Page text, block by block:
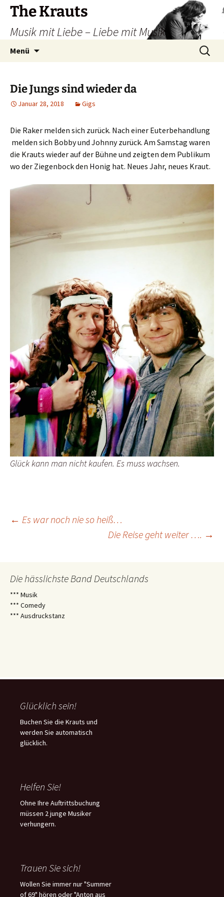
Zum
Inhalt
springen
The Krauts
Musik mit Liebe – Liebe mit Musik
Menü
Suchen
nach:
Die Jungs sind wieder da
Januar 28, 2018 Gigs
Die Raker melden sich zurück. Nach einer Euterbehandlung
melden sich Bobby und Johnny zurück. Am Samstag waren
die Krauts wieder auf der Bühne und zeigten dem Publikum
wo der Ziegenbock den Honig hat. Neues Jahr, neues Kraut.
Glück kann man nicht kaufen. Es muss wachsen.
Beitragsnavigation
← Es war noch nie so heiß…
Die Reise geht weiter …. →
Die hässlichste Band Deutschlands
*** Musik
*** Comedy
*** Ausdruckstanz
Glücklich sein!
Buchen Sie die Krauts und
werden Sie automatisch
glücklich.
Helfen Sie!
Ohne Ihre Auftrittsbuchung
müssen 2 junge Musiker
verhungern.
Trauen Sie sich!
Wollen Sie immer nur "Summer
of 69" hören oder "Anton aus